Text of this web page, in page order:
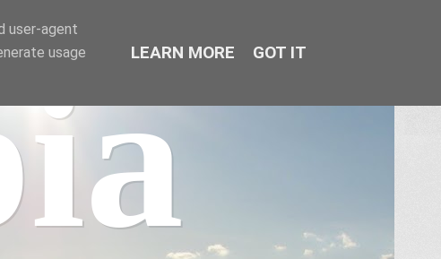
user-agent
usage
LEARN MORE GOT IT